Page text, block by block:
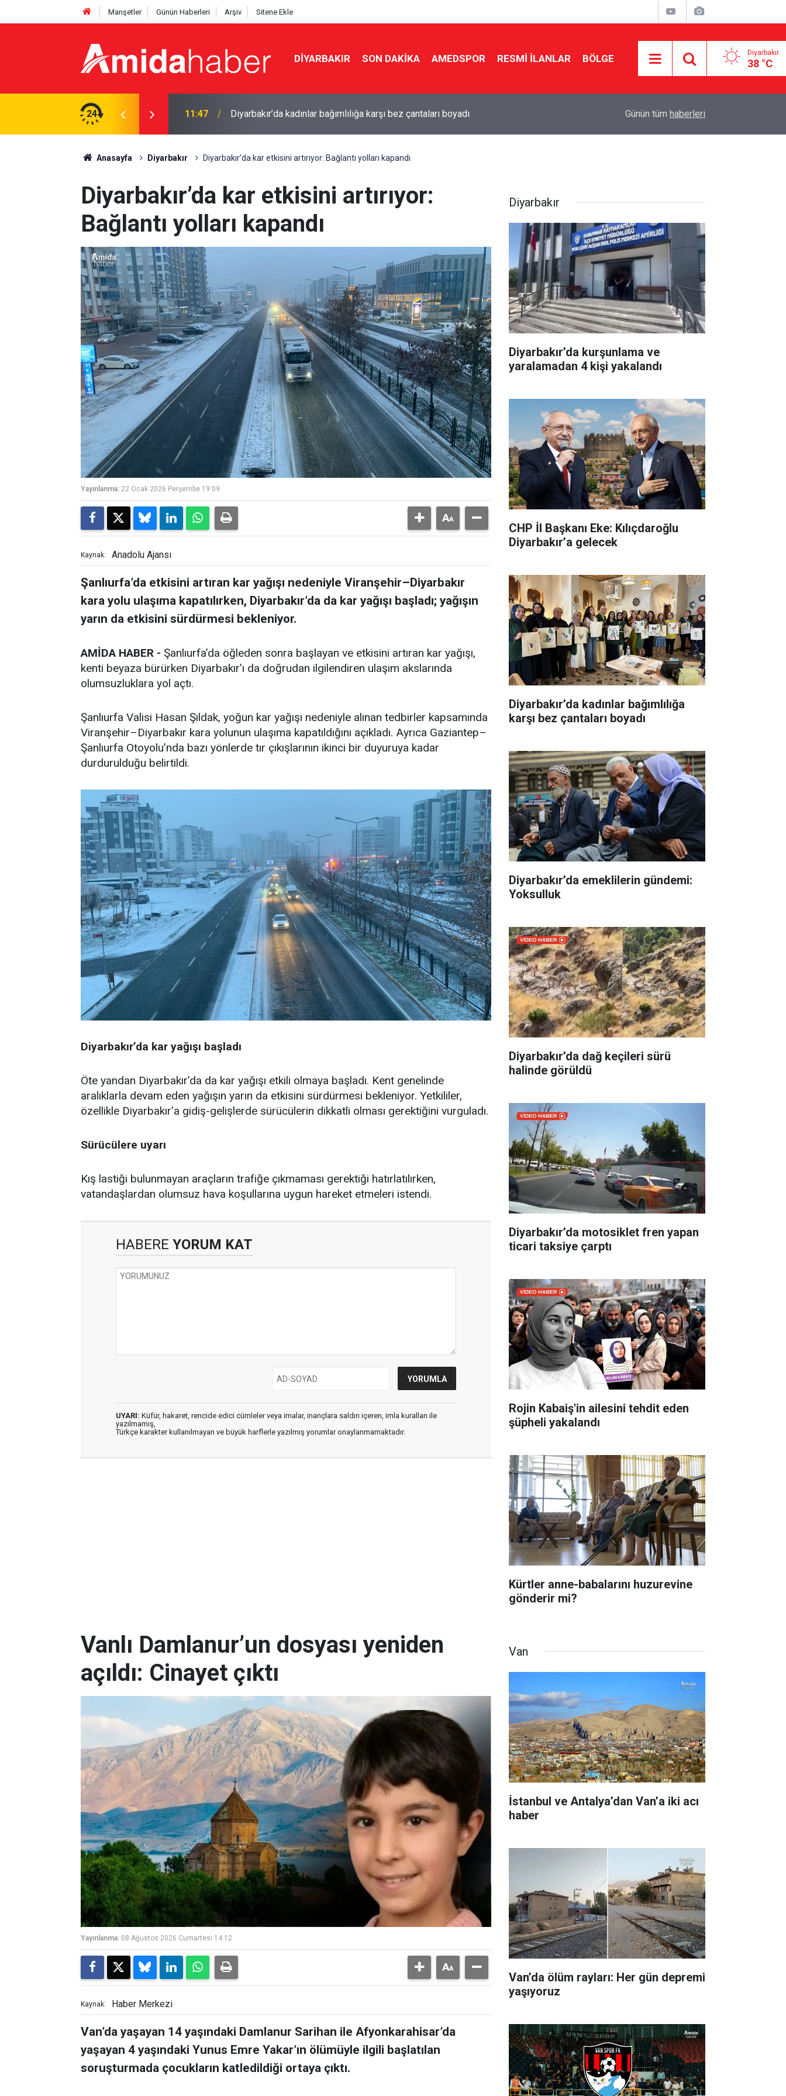
Manşetler Günün Haberleri Arşiv Sitene Ekle
DIYARBAKIR SON DAKIKA AMEDSPOR RESMI İLANLAR BÖLGE Diyarbakır
38 °C
24
karşı bez çantaları boyadı 11:34 Diyarbakır’da emeklilerin gündemi: Yoksulluk Sırp forvet Amedspor forması giyecek
Günün tüm haberleri
Anasayfa Diyarbakır Diyarbakır’da kar etkisini artırıyor: Bağlantı yolları kapandı
Diyarbakır’da kar etkisini artırıyor:
Bağlantı yolları kapandı
Yayınlanma: 22 Ocak 2026 Perşembe 19:09
Kaynak: Anadolu Ajansı
Şanlıurfa’da etkisini artıran kar yağışı nedeniyle Viranşehir–Diyarbakır
kara yolu ulaşıma kapatılırken, Diyarbakır’da da kar yağışı başladı; yağışın
yarın da etkisini sürdürmesi bekleniyor.
AMİDA HABER - Şanlıurfa’da öğleden sonra başlayan ve etkisini artıran kar yağışı,
kenti beyaza bürürken Diyarbakır’ı da doğrudan ilgilendiren ulaşım akslarında
olumsuzluklara yol açtı.
Şanlıurfa Valisi Hasan Şıldak, yoğun kar yağışı nedeniyle alınan tedbirler kapsamında
Viranşehir–Diyarbakır kara yolunun ulaşıma kapatıldığını açıkladı. Ayrıca Gaziantep–
Şanlıurfa Otoyolu’nda bazı yönlerde tır çıkışlarının ikinci bir duyuruya kadar
durdurulduğu belirtildi.
Diyarbakır’da kar yağışı başladı
Öte yandan Diyarbakır’da da kar yağışı etkili olmaya başladı. Kent genelinde
aralıklarla devam eden yağışın yarın da etkisini sürdürmesi bekleniyor. Yetkililer,
özellikle Diyarbakır’a gidiş-gelişlerde sürücülerin dikkatli olması gerektiğini vurguladı.
Sürücülere uyarı
Kış lastiği bulunmayan araçların trafiğe çıkmaması gerektiği hatırlatılırken,
vatandaşlardan olumsuz hava koşullarına uygun hareket etmeleri istendi.
HABERE YORUM KAT
UYARI: Küfür, hakaret, rencide edici cümleler veya imalar, inançlara saldırı içeren, imla kuralları ile
yazılmamış,
Türkçe karakter kullanılmayan ve büyük harflerle yazılmış yorumlar onaylanmamaktadır.
Diyarbakır
Diyarbakır’da kurşunlama ve
yaralamadan 4 kişi yakalandı
CHP İl Başkanı Eke: Kılıçdaroğlu
Diyarbakır’a gelecek
Diyarbakır’da kadınlar bağımlılığa
karşı bez çantaları boyadı
Diyarbakır’da emeklilerin gündemi:
Yoksulluk
Diyarbakır’da dağ keçileri sürü
halinde görüldü
Diyarbakır’da motosiklet fren yapan
ticari taksiye çarptı
Rojin Kabaiş'in ailesini tehdit eden
şüpheli yakalandı
Kürtler anne-babalarını huzurevine
gönderir mi?
Vanlı Damlanur’un dosyası yeniden
açıldı: Cinayet çıktı
Yayınlanma: 08 Ağustos 2026 Cumartesi 14:12
Kaynak: Haber Merkezi
Van’da yaşayan 14 yaşındaki Damlanur Sarihan ile Afyonkarahisar’da
yaşayan 4 yaşındaki Yunus Emre Yakar’ın ölümüyle ilgili başlatılan
soruşturmada çocukların katledildiği ortaya çıktı.
Van
İstanbul ve Antalya’dan Van’a iki acı
haber
Van’da ölüm rayları: Her gün depremi
yaşıyoruz